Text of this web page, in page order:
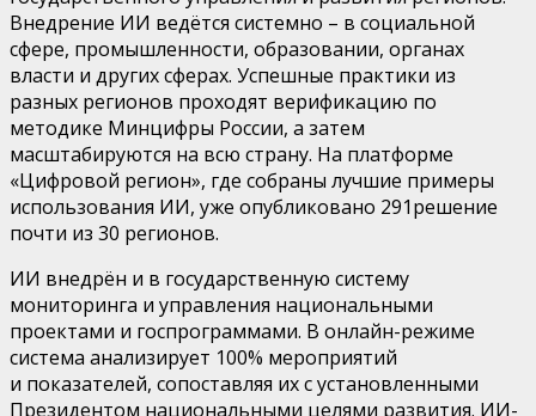
Внедрение ИИ ведётся системно – в социальной
сфере, промышленности, образовании, органах
власти и других сферах. Успешные практики из
разных регионов проходят верификацию по
методике Минцифры России, а затем
масштабируются на всю страну. На платформе
«Цифровой регион», где собраны лучшие примеры
использования ИИ, уже опубликовано 291решение
почти из 30 регионов.
ИИ внедрён и в государственную систему
мониторинга и управления национальными
проектами и госпрограммами. В онлайн-режиме
система анализирует 100% мероприятий
и показателей, сопоставляя их с установленными
Президентом национальными целями развития. ИИ-